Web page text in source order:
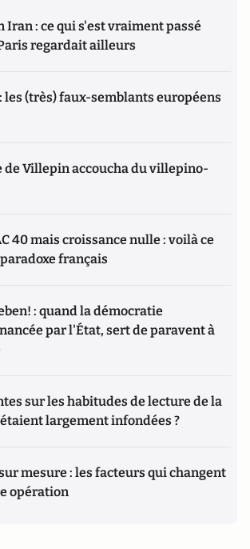
Iran : ce qui s'est vraiment passé
regardait ailleurs
(très) faux-semblants européens
de Villepin accoucha du villepino-
40 mais croissance nulle : voilà ce
français
: quand la démocratie
par l'État, sert de paravent à
sur les habitudes de lecture de la
largement infondées ?
mesure : les facteurs qui changent
opération